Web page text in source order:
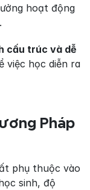
hoạt động
cấu trúc và dễ
việc học diễn ra
Pháp
phụ thuộc vào
sinh, độ